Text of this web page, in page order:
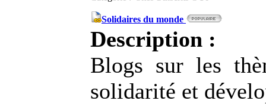
Solidaires du monde
Description :
Blogs sur les
solidarité et